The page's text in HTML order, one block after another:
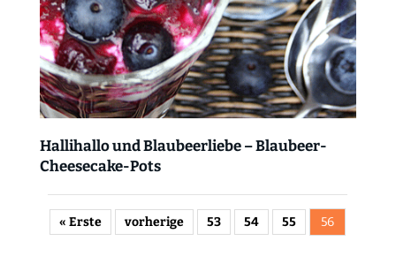
Hallihallo und Blaubeerliebe – Blaubeer-
Cheesecake-Pots
« Erste vorherige 53 54 55 56